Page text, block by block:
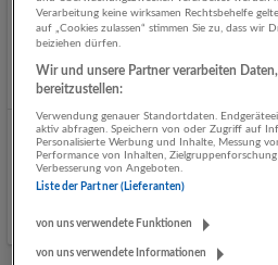
Mitarbeiter/in in der
07.08.2026,Sanitär-Heinze
Kaufmännische
05.08.2026,Chef Partie
Salzburg
Verarbeitung keine wirksamen Rechtsbehelfe
auf „Cookies zulassen“ stimmen Sie zu, dass
beiziehen dürfen.
Wir und unsere Partner verarbeiten
bereitzustellen:
Verwendung genauer Standortdaten.
aktiv abfragen. Speichern von oder Zugriff auf
Personalisierte Werbung und Inhalte, Messung
Performance von Inhalten,
Verbesserung von Angeboten.
Liste der Partner (Lieferanten)
von uns verwendete Funktionen
von uns verwendete Informationen